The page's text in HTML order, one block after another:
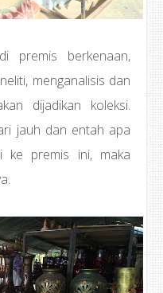
premis berkenaan,
menganalisis dan
dijadikan koleksi.
jauh dan entah apa
ke premis ini, maka